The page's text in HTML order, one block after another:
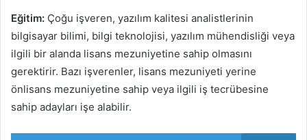
Eğitim: Çoğu işveren, yazılım kalitesi analistlerinin
bilgisayar bilimi, bilgi teknolojisi, yazılım mühendisliği veya
ilgili bir alanda lisans mezuniyetine sahip olmasını
gerektirir. Bazı işverenler, lisans mezuniyeti yerine
önlisans mezuniyetine sahip veya ilgili iş tecrübesine
sahip adayları işe alabilir.